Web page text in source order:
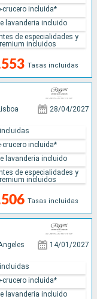
Tasas incluidas
crucero incluida*
lavanderia incluido
de especialidades y
incluidos
28/04/2027
Tasas incluidas
crucero incluida*
lavanderia incluido
de especialidades y
incluidos
14/01/2027
crucero incluida*
lavanderia incluido